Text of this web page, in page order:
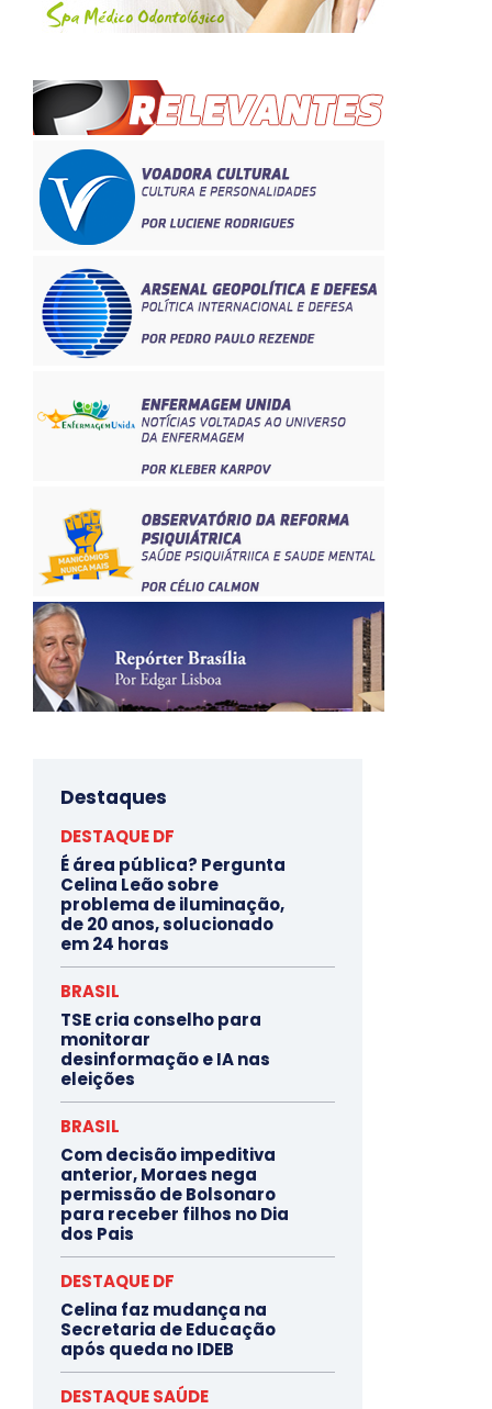
Destaques
DESTAQUE DF
É área pública? Pergunta
Celina Leão sobre
problema de iluminação,
de 20 anos, solucionado
em 24 horas
BRASIL
TSE cria conselho para
monitorar
desinformação e IA nas
eleições
BRASIL
Com decisão impeditiva
anterior, Moraes nega
permissão de Bolsonaro
para receber filhos no Dia
dos Pais
DESTAQUE DF
Celina faz mudança na
Secretaria de Educação
após queda no IDEB
DESTAQUE SAÚDE